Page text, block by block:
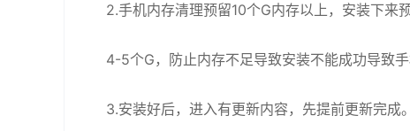
2.手机内存清理预留10个G内存以上，安装下来预
4-5个G，防止内存不足导致安装不能成功导致手
3.安装好后，进入有更新内容，先提前更新完成。